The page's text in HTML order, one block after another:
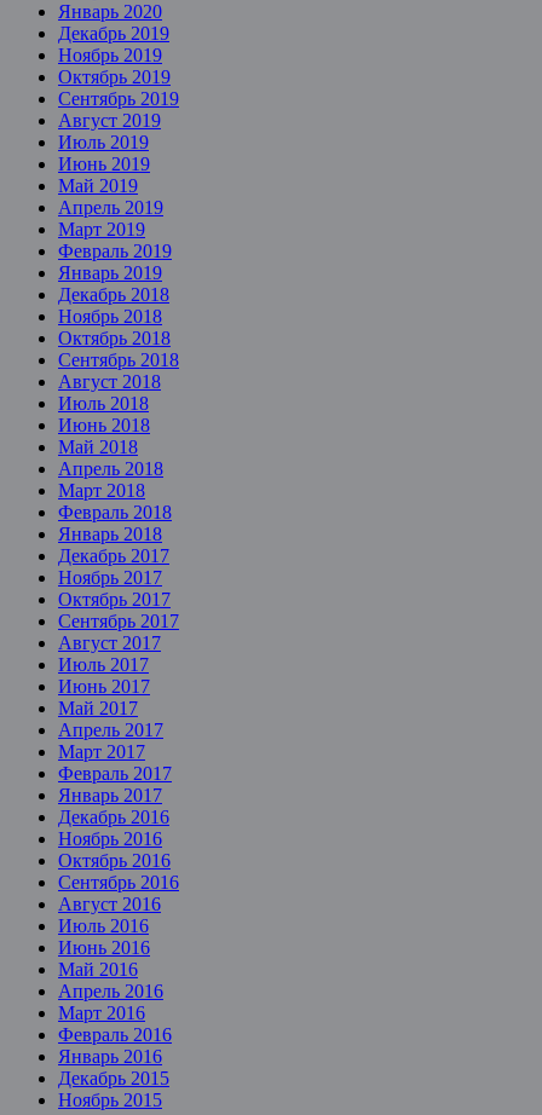
Январь 2020
Декабрь 2019
Ноябрь 2019
Октябрь 2019
Сентябрь 2019
Август 2019
Июль 2019
Июнь 2019
Май 2019
Апрель 2019
Март 2019
Февраль 2019
Январь 2019
Декабрь 2018
Ноябрь 2018
Октябрь 2018
Сентябрь 2018
Август 2018
Июль 2018
Июнь 2018
Май 2018
Апрель 2018
Март 2018
Февраль 2018
Январь 2018
Декабрь 2017
Ноябрь 2017
Октябрь 2017
Сентябрь 2017
Август 2017
Июль 2017
Июнь 2017
Май 2017
Апрель 2017
Март 2017
Февраль 2017
Январь 2017
Декабрь 2016
Ноябрь 2016
Октябрь 2016
Сентябрь 2016
Август 2016
Июль 2016
Июнь 2016
Май 2016
Апрель 2016
Март 2016
Февраль 2016
Январь 2016
Декабрь 2015
Ноябрь 2015